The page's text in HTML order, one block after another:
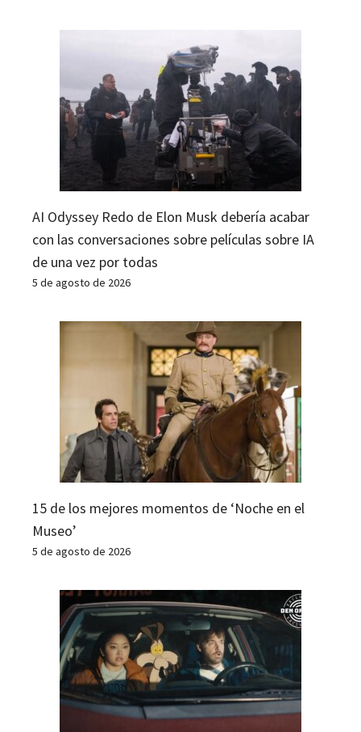
AI Odyssey Redo de Elon Musk debería acabar
con las conversaciones sobre películas sobre IA
de una vez por todas
5 de agosto de 2026
15 de los mejores momentos de ‘Noche en el
Museo’
5 de agosto de 2026